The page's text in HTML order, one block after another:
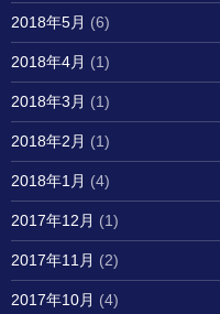
2018年5月 (6)
2018年4月 (1)
2018年3月 (1)
2018年2月 (1)
2018年1月 (4)
2017年12月 (1)
2017年11月 (2)
2017年10月 (4)